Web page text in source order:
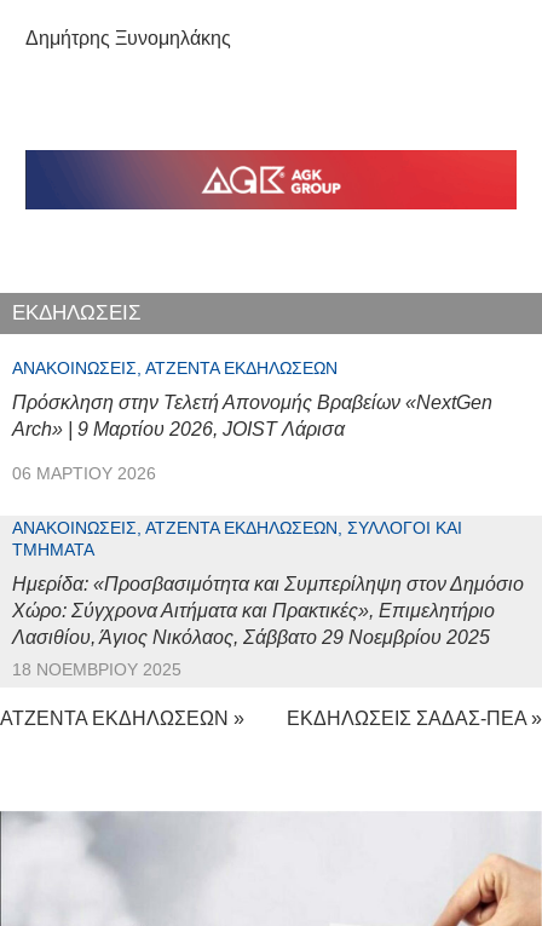
Δημήτρης Ξυνομηλάκης
ΕΚΔΗΛΩΣΕΙΣ
ΑΝΑΚΟΙΝΏΣΕΙΣ, ΑΤΖΈΝΤΑ ΕΚΔΗΛΏΣΕΩΝ
Πρόσκληση στην Τελετή Απονομής Βραβείων «NextGen
Arch» | 9 Μαρτίου 2026, JOIST Λάρισα
06 ΜΑΡΤΊΟΥ 2026
ΑΝΑΚΟΙΝΏΣΕΙΣ, ΑΤΖΈΝΤΑ ΕΚΔΗΛΏΣΕΩΝ, ΣΎΛΛΟΓΟΙ ΚΑΙ
ΤΜΉΜΑΤΑ
Ημερίδα: «Προσβασιμότητα και Συμπερίληψη στον Δημόσιο
Χώρο: Σύγχρονα Αιτήματα και Πρακτικές», Επιμελητήριο
Λασιθίου, Άγιος Νικόλαος, Σάββατο 29 Νοεμβρίου 2025
18 ΝΟΕΜΒΡΊΟΥ 2025
ΑΤΖΕΝΤΑ ΕΚΔΗΛΩΣΕΩΝ » ΕΚΔΗΛΩΣΕΙΣ ΣΑΔΑΣ-ΠΕΑ »